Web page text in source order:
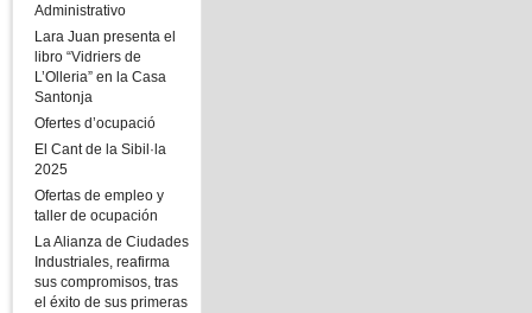
Administrativo
Lara Juan presenta el
libro “Vidriers de
L’Olleria” en la Casa
Santonja
Ofertes d’ocupació
El Cant de la Sibil·la
2025
Ofertas de empleo y
taller de ocupación
La Alianza de Ciudades
Industriales, reafirma
sus compromisos, tras
el éxito de sus primeras